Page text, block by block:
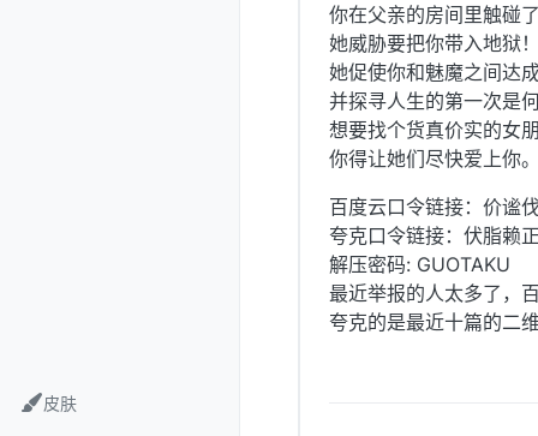
皮肤
你在父亲的房间里触碰
她威胁要把你带入地狱
她促使你和魅魔之间达
并探寻人生的第一次是
想要找个货真价实的女
你得让她们尽快爱上你
百度云口令链接：价谧
夸克口令链接：伏脂赖
解压密码: GUOTAKU
最近举报的人太多了，
夸克的是最近十篇的二